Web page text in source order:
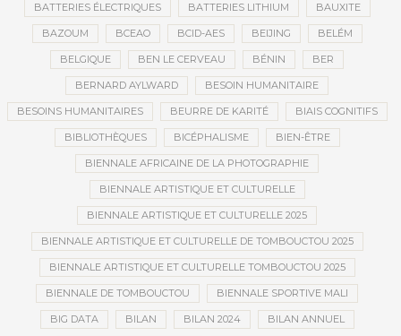
BATTERIES ÉLECTRIQUES BATTERIES LITHIUM BAUXITE
BAZOUM BCEAO BCID-AES BEIJING BELÉM
BELGIQUE BEN LE CERVEAU BÉNIN BER
BERNARD AYLWARD BESOIN HUMANITAIRE
BESOINS HUMANITAIRES BEURRE DE KARITÉ BIAIS COGNITIFS
BIBLIOTHÈQUES BICÉPHALISME BIEN-ÊTRE
BIENNALE AFRICAINE DE LA PHOTOGRAPHIE
BIENNALE ARTISTIQUE ET CULTURELLE
BIENNALE ARTISTIQUE ET CULTURELLE 2025
BIENNALE ARTISTIQUE ET CULTURELLE DE TOMBOUCTOU 2025
BIENNALE ARTISTIQUE ET CULTURELLE TOMBOUCTOU 2025
BIENNALE DE TOMBOUCTOU BIENNALE SPORTIVE MALI
BIG DATA BILAN BILAN 2024 BILAN ANNUEL